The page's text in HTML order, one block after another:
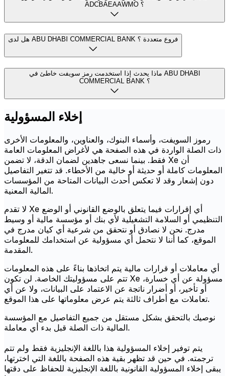
ADCBAEAAWMO ؟
هل لدى ABU DHABI COMMERCIAL BANK فروع متعددة ؟
ماذا يحدث إذا استخدمت رمز سويفت خاطئ في ABU DHABI
COMMERCIAL BANK ؟
إخلاء المسؤولية
رموز السويفت، وأسماء البنوك، والعناوين، والمعلومات الأخرى
ذات الصلة الواردة في هذه الصفحة هي لأغراض المعلومات العامة
فقط. بينما نسعى جاهدين لضمان الدقة، لا تضمن Xe أن
المعلومات كاملة أو حديثة أو خالية من الأخطاء. قد تتغير التفاصيل
دون إشعار وقد لا تعكس أحدث البيانات المتاحة من المؤسسات
المالية المعنية.
لا تقدم Xe أي إقرارات فيما يتعلق بالوضع القانوني أو الوضع
التنظيمي أو السلامة التشغيلية لأي بنك أو مؤسسة مالية أو وسيط
مدرج. نحن لا نصادق أو نتحقق من شرعية أي كيان مدرج في
الموقع، كما أننا لا نتحمل أي مسؤولية عن استخدامك للمعلومات
المقدمة.
أي معاملات أو قرارات مالية يتم اتخاذها بناءً على هذه المعلومات
تتم على مسؤوليتك الخاصة. لن تكون Xe مسؤولة عن أي خسارة،
أو تأخير، أو أضرار ناتجة عن الاعتماد على البيانات، ولا عن أي
تعاملات مع أطراف ثالثة يتم عرض معلوماتها على هذا الموقع.
نوصيك بالتحقق بشكل مستقل من جميع التفاصيل مع المؤسسة
المالية ذات الصلة قبل بدء أي معاملة.
يتم توفير إخلاء المسؤولية هذا باللغة الإنجليزية فقط ولم تتم
ترجمته. في حين قد تظهر بقية هذه الصفحة باللغة التي اخترتها،
يبقى إخلاء المسؤولية القانونية باللغة الإنجليزية للحفاظ على دقتها